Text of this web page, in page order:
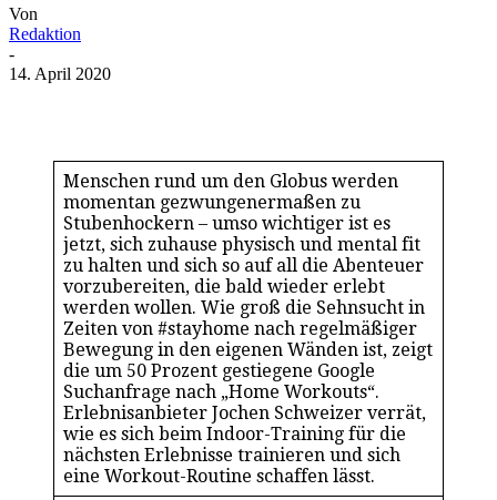
Von
Redaktion
-
14. April 2020
Menschen rund um den Globus werden
momentan gezwungenermaßen zu
Stubenhockern – umso wichtiger ist es
jetzt, sich zuhause physisch und mental fit
zu halten und sich so auf all die Abenteuer
vorzubereiten, die bald wieder erlebt
werden wollen. Wie groß die Sehnsucht in
Zeiten von #stayhome nach regelmäßiger
Bewegung in den eigenen Wänden ist, zeigt
die um 50 Prozent gestiegene Google
Suchanfrage nach „Home Workouts“.
Erlebnisanbieter Jochen Schweizer verrät,
wie es sich beim Indoor-Training für die
nächsten Erlebnisse trainieren und sich
eine Workout-Routine schaffen lässt.